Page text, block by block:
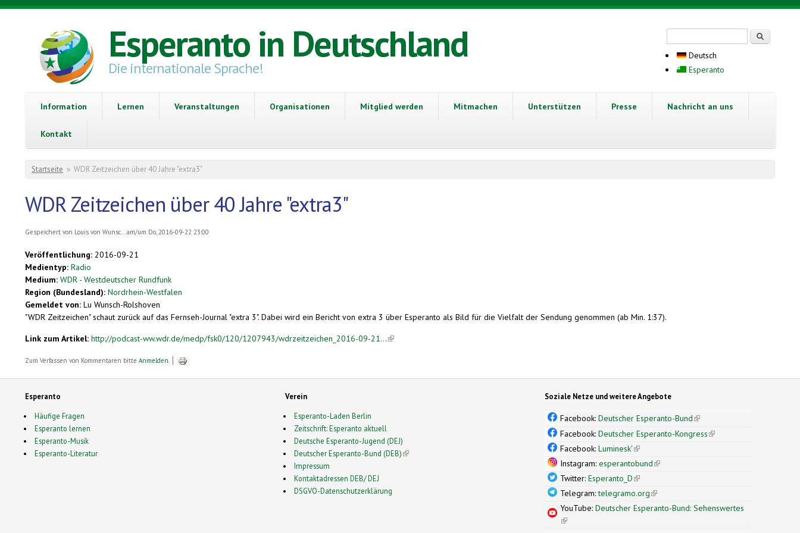
Direkt zum Inhalt
Esperanto in Deutschland
Die internationale Sprache!
Deutsch
Esperanto
Information Lernen Veranstaltungen Organisationen Mitglied werden Mitmachen Unterstützen Presse Nachricht an uns
Kontakt
Sie sind hier
Startseite » WDR Zeitzeichen über 40 Jahre "extra3"
WDR Zeitzeichen über 40 Jahre "extra3"
Gespeichert von Louis von Wunsc...am/um Do, 2016-09-22 23:00
Veröffentlichung: 2016-09-21
Medientyp: Radio
Medium: WDR - Westdeutscher Rundfunk
Region (Bundesland): Nordrhein-Westfalen
Gemeldet von: Lu Wunsch-Rolshoven
"WDR Zeitzeichen" schaut zurück auf das Fernseh-Journal "extra 3". Dabei wird ein Bericht von extra 3 über Esperanto als Bild für die Vielfalt der Sendung genommen (ab Min. 1:37).
Link zum Artikel: http://podcast-ww.wdr.de/medp/fsk0/120/1207943/wdrzeitzeichen_2016-09-21...(link is external)
Zum Verfassen von Kommentaren bitte Anmelden.
Esperanto
Häufige Fragen
Esperanto lernen
Esperanto-Musik
Esperanto-Literatur
Verein
Esperanto-Laden Berlin
Zeitschrift: Esperanto aktuell
Deutsche Esperanto-Jugend (DEJ)
Deutscher Esperanto-Bund (DEB)(link is external)
Impressum
Kontaktadressen DEB/ DEJ
DSGVO-Datenschutzerklärung
Soziale Netze und weitere Angebote
Facebook:Deutscher Esperanto-Bund(link is external)
Facebook:Deutscher Esperanto-Kongress(link is external)
Facebook:Luminesk'(link is external)
Instagram:esperantobund(link is external)
Twitter:Esperanto_D(link is external)
Telegram:telegramo.org(link is external)
YouTube:Deutscher Esperanto-Bund: Sehenswertes
(link is external)